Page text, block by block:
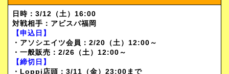
日時： 3/12（土）16:00
対戦相手： アビスパ福岡
【申込日】
・アソシエイツ会員：2/20（土）12:00～
・一般販売：2/26（土）12:00～
【締切日】
・Loppi店頭：3/11（金）23:00まで